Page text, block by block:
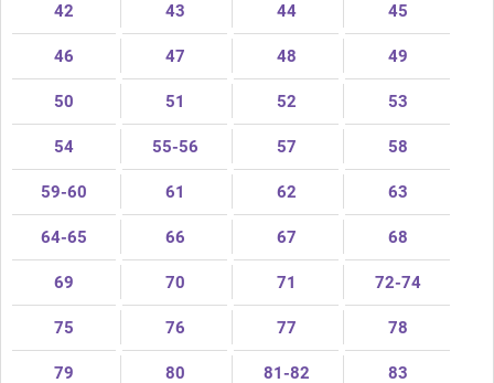
42 43 44 45
46 47 48 49
50 51 52 53
54 55-56 57 58
59-60 61 62 63
64-65 66 67 68
69 70 71 72-74
75 76 77 78
79 80 81-82 83